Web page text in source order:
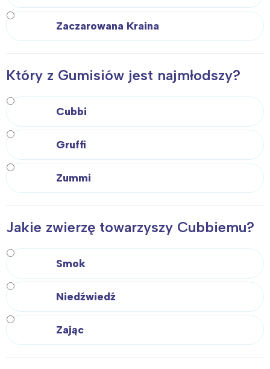
Zaczarowana Kraina
Który z Gumisiów jest najmłodszy?
Cubbi
Gruffi
Zummi
Jakie zwierzę towarzyszy Cubbiemu?
Smok
Niedźwiedź
Zając